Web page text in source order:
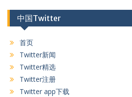
中国Twitter
首页
Twitter新闻
Twitter精选
Twitter注册
Twitter app下载